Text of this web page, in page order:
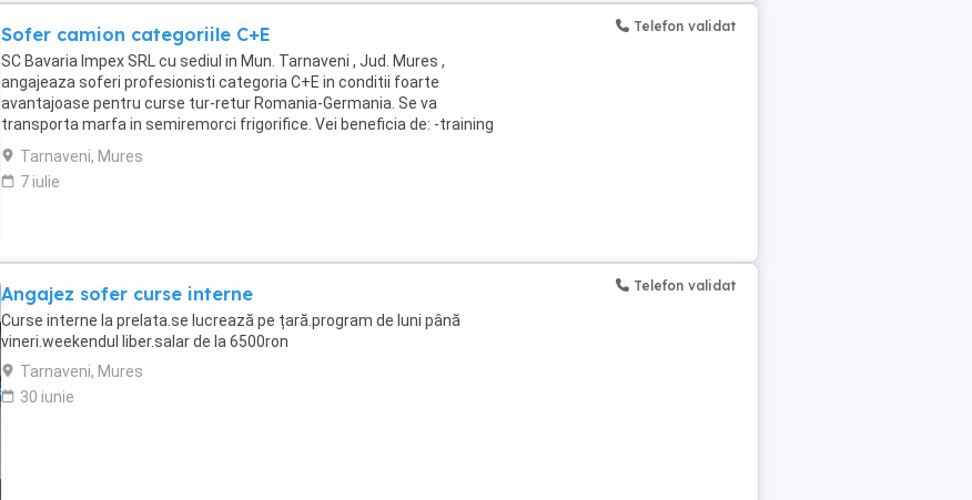
Sofer camion categoriile C+E
SC Bavaria Impex SRL cu sediul in Mun. Tarnaveni , Jud. Mures ,
angajeaza soferi profesionisti categoria C+E in conditii foarte
avantajoase pentru curse tur-retur Romania-Germania. Se va
transporta marfa in semiremorci frigorifice. Vei beneficia de: -training
de initiere si specialitate la inceputul ...
Tarnaveni, Mures
7 iulie
Telefon validat
Angajez sofer curse interne
Curse interne la prelata.se lucrează pe țară.program de luni până
vineri.weekendul liber.salar de la 6500ron
Tarnaveni, Mures
30 iunie
Telefon validat